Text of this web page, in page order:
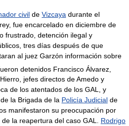
civil de Vizcaya durante el
fue encarcelado en diciembre de
frustrado, detención ilegal y
tres días después de que
al juez Garzón información sobre
detenidos Francisco Álvarez,
jefes directos de Amedo y
de los atentados de los GAL, y
la Brigada de la Policía Judicial de
manifestaron su preocupación por
la reapertura del caso GAL. Rodrigo